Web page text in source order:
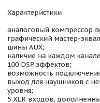
Характеристики
аналоговый компрессор
графический мастер-
шины AUX;
наличие на каждом
100 DSP эффектов;
возможность
выход для наушников с
уровня;
5 XLR входов,